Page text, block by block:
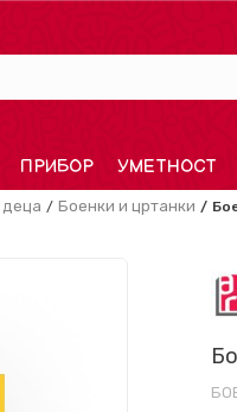
ПРИБОР УМЕТНОСТ
деца Боенки и цртанки